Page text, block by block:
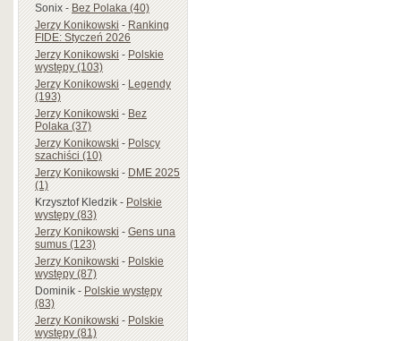
Sonix-Bez Polaka (40)
Jerzy Konikowski-Ranking
FIDE: Styczeń 2026
Jerzy Konikowski-Polskie
występy (103)
Jerzy Konikowski-Legendy
(193)
Jerzy Konikowski-Bez
Polaka (37)
Jerzy Konikowski-Polscy
szachiści (10)
Jerzy Konikowski-DME 2025
(1)
Krzysztof Kledzik-Polskie
występy (83)
Jerzy Konikowski-Gens una
sumus (123)
Jerzy Konikowski-Polskie
występy (87)
Dominik-Polskie występy
(83)
Jerzy Konikowski-Polskie
występy (81)